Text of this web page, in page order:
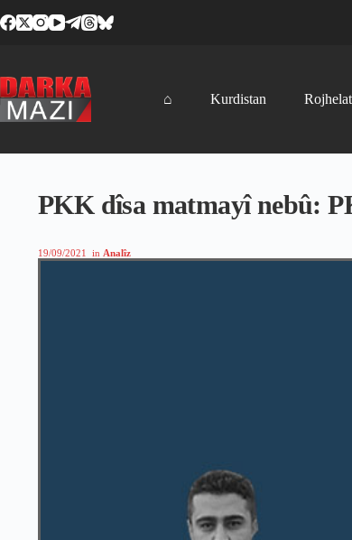
to
⌂ Kurdistan
PKK dîsa matmayî nebû:
19/09/2021 in Analîz